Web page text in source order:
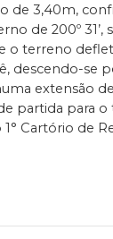
de 3,40m,
de 200º 31’,
o terreno
descendo-se
extensão
partida para
Cartório de